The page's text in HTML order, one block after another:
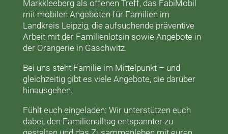
Markkleebergals offenen Treff, das FabiMobil
mit mobilen Angeboten für Familien im
Landkreis Leipzig, die aufsuchende präventive
Arbeit mit der Familienlotsin sowie Angebote in
der Orangeriein Gaschwitz.
Bei uns steht Familie im Mittelpunkt – und
gleichzeitig gibt es viele Angebote, die darüber
hinausgehen.
Fühlt euch eingeladen: Wir unterstützen euch
dabei, den Familienalltag entspannter zu